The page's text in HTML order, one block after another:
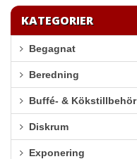
KATEGORIER
Begagnat
Beredning
Buffé- & Kökstillbehör
Diskrum
Exponering